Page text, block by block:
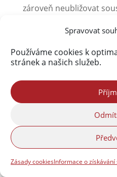
Spravovat
Používáme cookies k
stránek a našich služeb.
Zásady cookiesInformace o
zároveň neubližovat
představení Boba
večer. Bob Klepl je
jsou také zajímaví,
A určitě sledujte
vybírejte si akce podle
osloví. Na Valentýna,